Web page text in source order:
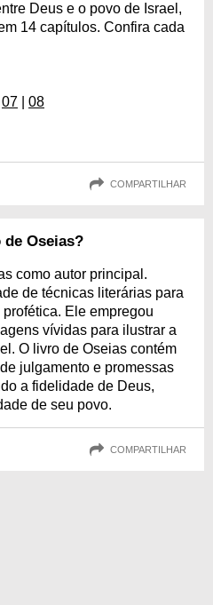
Deus e o povo de Israel,
14 capítulos. Confira cada
07 08
COMPARTILHAR
Oseias?
como autor principal.
de técnicas literárias para
Ele empregou
vívidas para ilustrar a
O livro de Oseias contém
julgamento e promessas
a fidelidade de Deus,
de seu povo.
COMPARTILHAR